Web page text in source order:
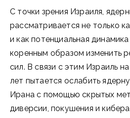
С точки зрения Израиля,
рассматривается не только
и как потенциальная
коренным образом изменить
сил. В связи с этим Израиль
лет пытается ослабить
Ирана с помощью скрытых
диверсии, покушения и